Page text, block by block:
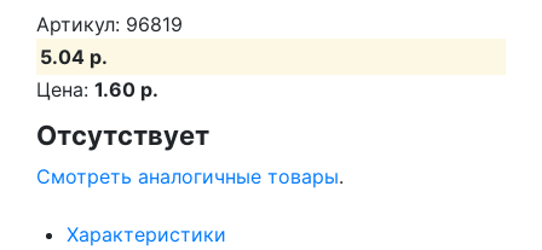
Артикул: 96819
5.04 р.
Цена: 1.60 р.
Отсутствует
Смотреть аналогичные товары.
Характеристики